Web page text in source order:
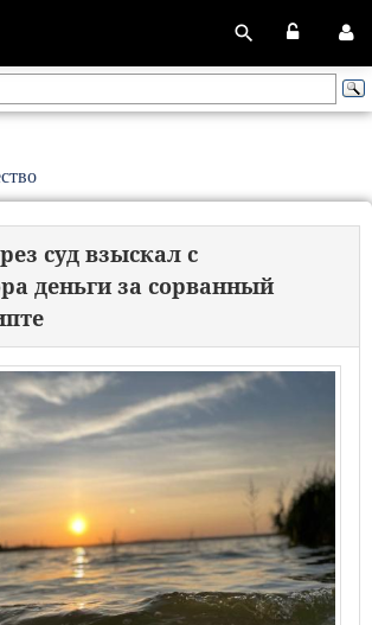
суд взыскал с
деньги за сорванный